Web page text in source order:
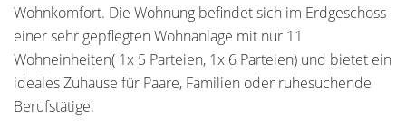
Wohnkomfort. Die Wohnung befindet sich im Erdgeschoss
einer sehr gepflegten Wohnanlage mit nur 11
Wohneinheiten( 1x 5 Parteien, 1x 6 Parteien) und bietet ein
ideales Zuhause für Paare, Familien oder ruhesuchende
Berufstätige.